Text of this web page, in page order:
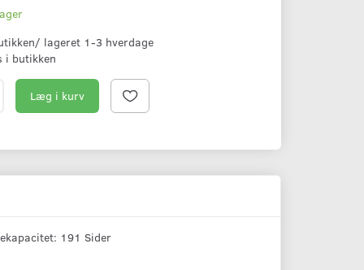
lageret 1-3 hverdage
i butikken
Læg i kurv
191 Sider